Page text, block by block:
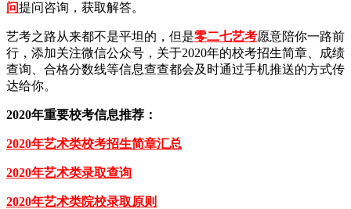
问提问咨询，获取解答。
艺考之路从来都不是平坦的，但是零二七艺考愿意陪你一路前
行，添加关注微信公众号，关于2020年的校考招生简章、成绩
查询、合格分数线等信息查查都会及时通过手机推送的方式传
达给你。
2020年重要校考信息推荐：
2020年艺术类校考招生简章汇总
2020年艺术类录取查询
2020年艺术类院校录取原则